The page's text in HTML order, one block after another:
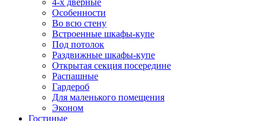
4-х дверные
Особенности
Во всю стену
Встроенные шкафы-купе
Под потолок
Раздвижные шкафы-купе
Открытая секция посередине
Распашные
Гардероб
Для маленького помещения
Эконом
Гостиные